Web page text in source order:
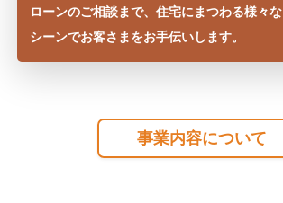
ローンのご相談まで、住宅にまつわる様々な
シーンでお客さまをお手伝いします。
事業内容について